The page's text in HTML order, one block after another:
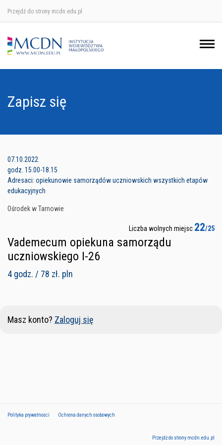
Przejdź do strony mcdn.edu.pl
Zapisz się
07.10.2022
godz. 15.00-18.15
Adresaci: opiekunowie samorządów uczniowskich wszystkich etapów
edukacyjnych
Ośrodek w Tarnowie
Liczba wolnych miejsc 22/25
Vademecum opiekuna samorządu
uczniowskiego I-26
4 godz. / 78 zł. pln
Masz konto? Zaloguj się
Polityka prywatności Ochrona danych osobowych
Przejdź do strony mcdn.edu.pl
Ośrodek w Krakowie
Ośrodek w Nowym Sączu
Ośrodek w Tarnowie